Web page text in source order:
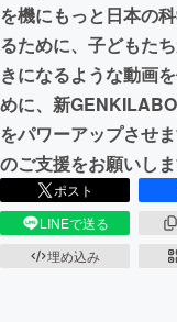
CAMPFIRE
を機にもっと日本の
るために、子どもた
きになるような動画
めに、新
をパワーアップさせ
のご支援をお願いしま
ポスト
LINEで送る
埋め込み